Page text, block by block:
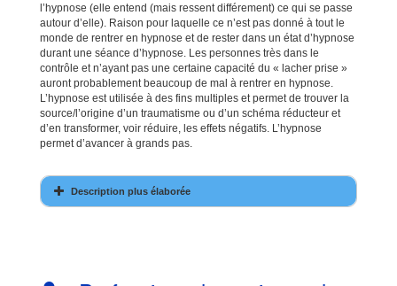
l’hypnose (elle entend (mais ressent différement) ce qui se passe
autour d’elle). Raison pour laquelle ce n’est pas donné à tout le
monde de rentrer en hypnose et de rester dans un état d’hypnose
durant une séance d’hypnose. Les personnes très dans le
contrôle et n’ayant pas une certaine capacité du « lacher prise »
auront probablement beaucoup de mal à rentrer en hypnose.
L’hypnose est utilisée à des fins multiples et permet de trouver la
source/l’origine d’un traumatisme ou d’un schéma réducteur et
d’en transformer, voir réduire, les effets négatifs. L’hypnose
permet d’avancer à grands pas.
Description plus élaborée